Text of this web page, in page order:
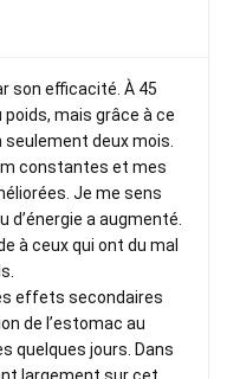
son efficacité. À 45
mais grâce à ce
seulement deux mois.
constantes et mes
Je me sens
a augmenté.
à ceux qui ont du mal
effets secondaires
de l’estomac au
quelques jours. Dans
largement sur cet